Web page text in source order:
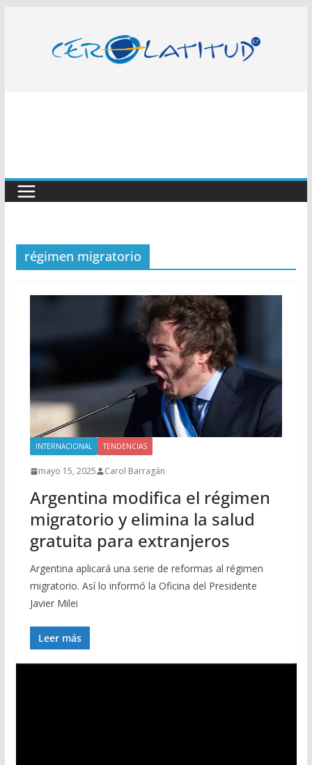
contenido
régimen migratorio
INTERNACIONAL TENDENCIAS
mayo 15, 2025 Carol Barragán
Argentina modifica el régimen
migratorio y elimina la salud
gratuita para extranjeros
Argentina aplicará una serie de reformas al régimen
migratorio. Así lo informó la Oficina del Presidente
Javier Milei
Leer más